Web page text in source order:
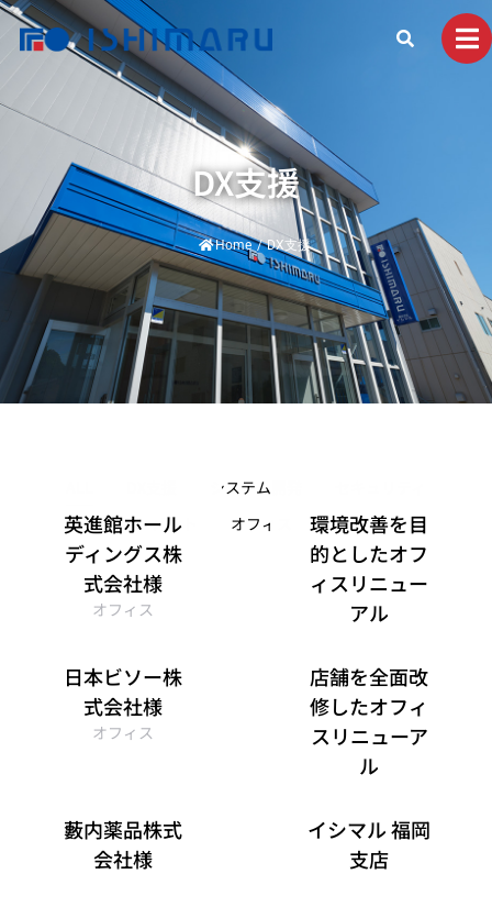
DX支援
Home / DX支援
システム開発
ドキュメント
オフィス サプライ
英進館ホール
ディングス株
式会社様
オフィス
環境改善を目
的としたオフ
ィスリニュー
アル
日本ビソー株
式会社様
オフィス
店舗を全面改
修したオフィ
スリニューア
ル
藪内薬品株式
会社様
イシマル 福岡
支店